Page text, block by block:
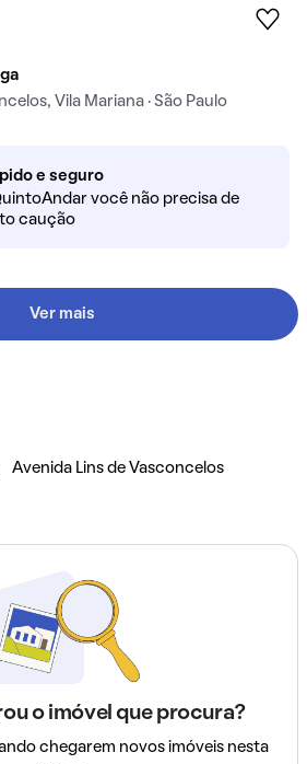
Vila Mariana · São Paulo
e seguro
você não precisa de
caução
Ver mais
Avenida Lins de Vasconcelos
o imóvel que procura?
chegarem novos imóveis nesta